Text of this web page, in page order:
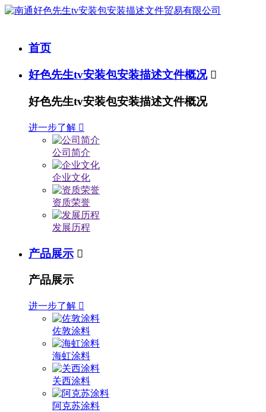
首页
好色先生tv安装包安装描述文件概况 
好色先生tv安装包安装描述文件概况
进一步了解 
公司简介
企业文化
资质荣誉
发展历程
产品展示 
产品展示
进一步了解 
佐敦涂料
海虹涂料
关西涂料
阿克苏涂料